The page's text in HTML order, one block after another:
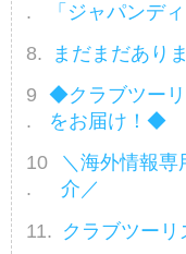
「ジャパンディ
まだまだあり
◆クラブツーリ
をお届け！◆
＼海外情報専
介／
クラブツー